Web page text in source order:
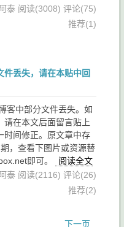
泰 阅读(3008) 评论(75)
推荐(1)
件丢失，请在本贴中回
客中部分文件丢失。如
请在本文后面留言贴上
时间修正。原文章中存
，查看下图片或资源替
即可。
阅读全文
泰 阅读(2116) 评论(26)
推荐(2)
下一页